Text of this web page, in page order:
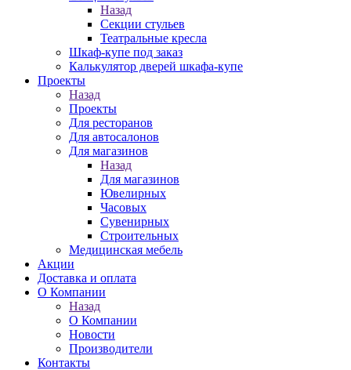
Назад
Секции стульев
Театральные кресла
Шкаф-купе под заказ
Калькулятор дверей шкафа-купе
Проекты
Назад
Проекты
Для ресторанов
Для автосалонов
Для магазинов
Назад
Для магазинов
Ювелирных
Часовых
Сувенирных
Строительных
Медицинская мебель
Акции
Доставка и оплата
О Компании
Назад
О Компании
Новости
Производители
Контакты